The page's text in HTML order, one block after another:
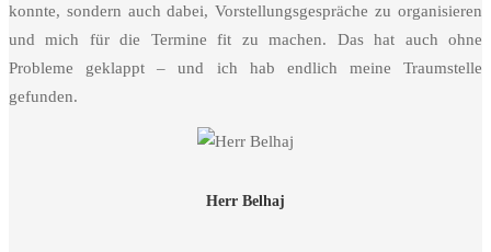
konnte, sondern auch dabei, Vorstellungsgespräche zu organisieren
und mich für die Termine fit zu machen. Das hat auch ohne
Probleme geklappt – und ich hab endlich meine Traumstelle
gefunden.
Herr Belhaj